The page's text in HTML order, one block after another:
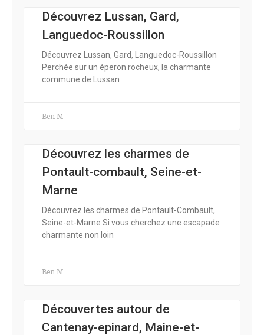
Découvrez Lussan, Gard,
Languedoc-Roussillon
Découvrez Lussan, Gard, Languedoc-Roussillon
Perchée sur un éperon rocheux, la charmante
commune de Lussan
Ben M
Découvrez les charmes de
Pontault-combault, Seine-et-
Marne
Découvrez les charmes de Pontault-Combault,
Seine-et-Marne Si vous cherchez une escapade
charmante non loin
Ben M
Découvertes autour de
Cantenay-epinard, Maine-et-